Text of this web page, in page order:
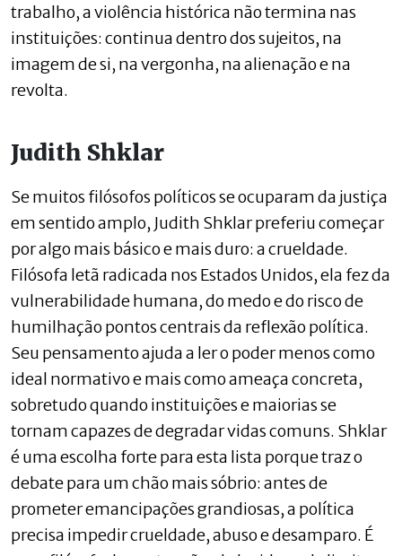
trabalho, a violência histórica não termina nas
instituições: continua dentro dos sujeitos, na
imagem de si, na vergonha, na alienação e na
revolta.
Judith Shklar
Se muitos filósofos políticos se ocuparam da justiça
em sentido amplo, Judith Shklar preferiu começar
por algo mais básico e mais duro: a crueldade.
Filósofa letã radicada nos Estados Unidos, ela fez da
vulnerabilidade humana, do medo e do risco de
humilhação pontos centrais da reflexão política.
Seu pensamento ajuda a ler o poder menos como
ideal normativo e mais como ameaça concreta,
sobretudo quando instituições e maiorias se
tornam capazes de degradar vidas comuns. Shklar
é uma escolha forte para esta lista porque traz o
debate para um chão mais sóbrio: antes de
prometer emancipações grandiosas, a política
precisa impedir crueldade, abuso e desamparo. É